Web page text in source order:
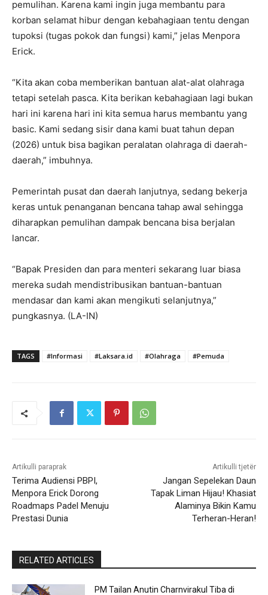
pemulihan. Karena kami ingin juga membantu para
korban selamat hibur dengan kebahagiaan tentu dengan
tupoksi (tugas pokok dan fungsi) kami,” jelas Menpora
Erick.
“Kita akan coba memberikan bantuan alat-alat olahraga
tetapi setelah pasca. Kita berikan kebahagiaan lagi bukan
hari ini karena hari ini kita semua harus membantu yang
basic. Kami sedang sisir dana kami buat tahun depan
(2026) untuk bisa bagikan peralatan olahraga di daerah-
daerah,” imbuhnya.
Pemerintah pusat dan daerah lanjutnya, sedang bekerja
keras untuk penanganan bencana tahap awal sehingga
diharapkan pemulihan dampak bencana bisa berjalan
lancar.
“Bapak Presiden dan para menteri sekarang luar biasa
mereka sudah mendistribusikan bantuan-bantuan
mendasar dan kami akan mengikuti selanjutnya,”
pungkasnya. (LA-IN)
TAGS #Informasi #Laksara.id #Olahraga #Pemuda
Artikulli paraprak
Terima Audiensi PBPI,
Menpora Erick Dorong
Roadmaps Padel Menuju
Prestasi Dunia
Artikulli tjetër
Jangan Sepelekan Daun
Tapak Liman Hijau! Khasiat
Alaminya Bikin Kamu
Terheran-Heran!
RELATED ARTICLES
PM Tailan Anutin Charnvirakul Tiba di